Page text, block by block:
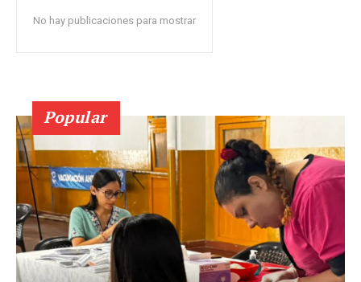
No hay publicaciones para mostrar
Popular